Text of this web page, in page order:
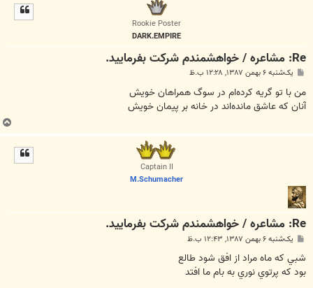
Rookie Poster
DARK.EMPIRE
Re: مشاعره / خواهشمندم شرکت بفرماييد.
پ
ت
یک‌شنبه ۶ بهمن ۱۳۸۷, ۱۲:۲۸ ب.ظ
من با تو گريه كرده‌ام در سوگ همراهان خويش
آنان كه عاشق مانده‌اند در خانه بر پيمان خويش
ب
ا
Captain II
M.Schumacher
Re: مشاعره / خواهشمندم شرکت بفرماييد.
پ
ت
یک‌شنبه ۶ بهمن ۱۳۸۷, ۱۲:۴۳ ب.ظ
شبي كه ماه مراد از افق شود طالع
بود كه پرتوي نوري به بام ما افتد